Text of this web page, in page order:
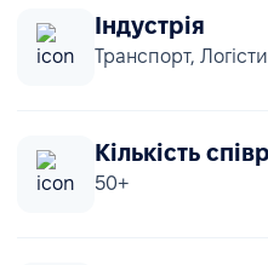
Індустрія
Транспорт,
Кількість
50+